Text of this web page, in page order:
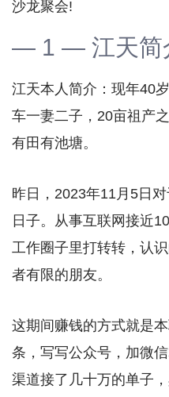
沙龙聚会!
— 1 — 江天简
江天本人简介：现年40
车一妻二子，20亩祖产
有田有池塘。
昨日，2023年11月5日
日子。从事互联网接近
工作圈子里打转转，认
者有限的朋友。
这期间赚钱的方式就是
条，写写公众号，加微
渠道接了几十万的单子